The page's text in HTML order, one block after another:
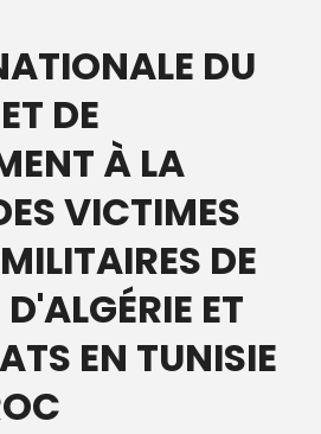
DU
DE
À LA
VICTIMES
DE
ET
EN TUNISIE